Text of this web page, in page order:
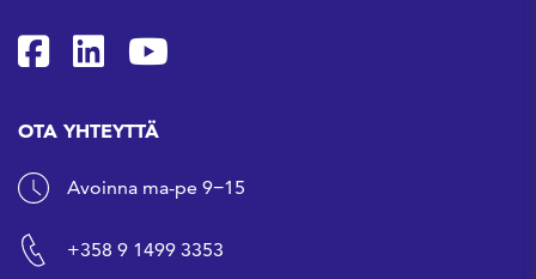
SFS Facebookissa
SFS Linkedinissä
SFS Youtubessa
OTA YHTEYTTÄ
Avoinna ma-pe 9−15
+358 9 1499 3353